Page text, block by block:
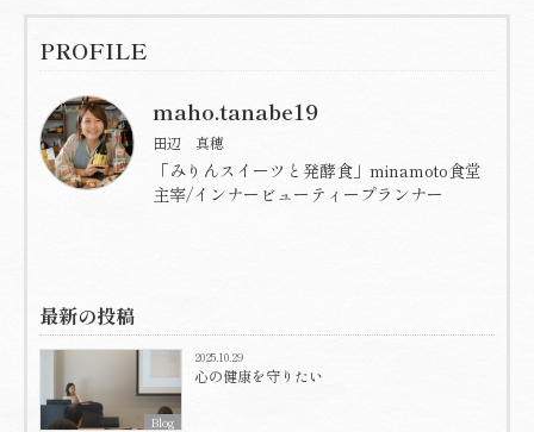
PROFILE
maho.tanabe19
田辺 真穂
「みりんスイーツと発酵食」minamoto食堂
主宰/インナービューティープランナー
最新の投稿
Blog
2025.10.29
心の健康を守りたい